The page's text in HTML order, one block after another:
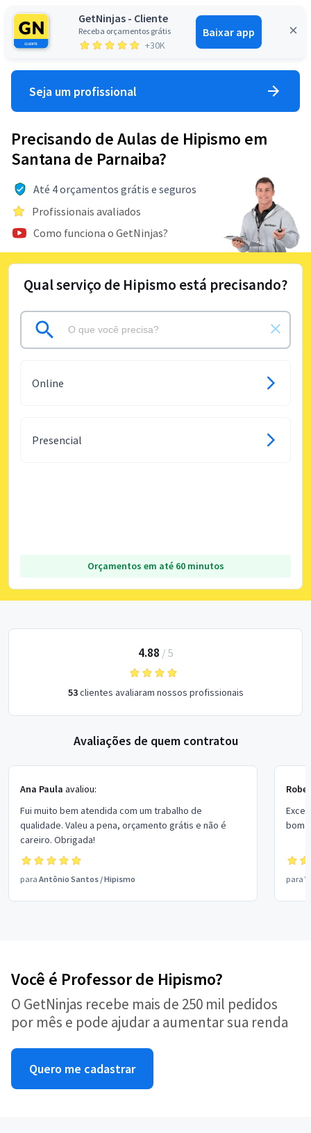
GetNinjas - Cliente
Receba orçamentos grátis
+30K
Baixar app
Entrar
Seja um profissional
Precisando de Aulas de Hipismo em
Santana de Parnaiba?
Até 4 orçamentos grátis e seguros
Profissionais avaliados
Como funciona o GetNinjas?
Qual serviço de Hipismo está precisando?
Online
Presencial
Orçamentos em até 60 minutos
4.88 / 5
53clientes avaliaram nossos profissionais
Avaliações de quem contratou
Ana Paula avaliou:
Fui muito bem atendida com um trabalho de
qualidade. Valeu a pena, orçamento grátis e não é
careiro. Obrigada!
para Antônio Santos /Hipismo
bom
para
Você é Professor de Hipismo?
O GetNinjas recebe mais de 250 mil pedidos
por mês e pode ajudar a aumentar sua renda
Quero me cadastrar